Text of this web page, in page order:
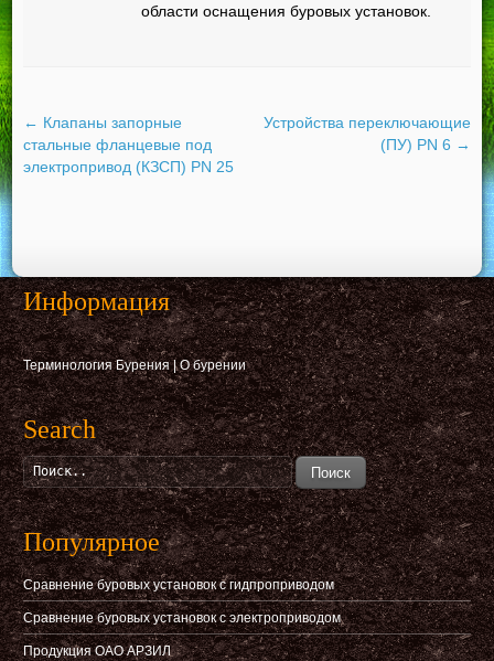
области оснащения буровых установок.
← Клапаны запорные
стальные фланцевые под
электропривод (КЗСП) PN 25
Устройства переключающие
(ПУ) PN 6 →
Информация
Терминология Бурения|О бурении
Search
Поиск
Популярное
Сравнение буровых установок с гидпроприводом
Сравнение буровых установок с электроприводом
Продукция ОАО АРЗИЛ